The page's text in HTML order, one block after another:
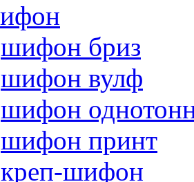
шифон бриз
шифон вулф
шифон
шифон принт
креп-шифон